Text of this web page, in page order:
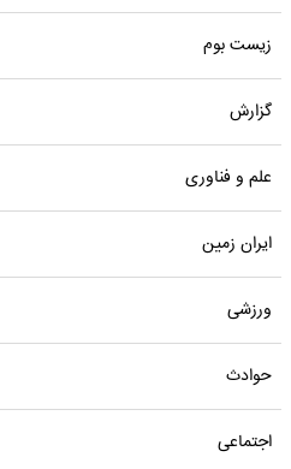
زیست بوم
گزارش
علم و فناوری
ایران زمین
ورزشی
حوادث
اجتماعی